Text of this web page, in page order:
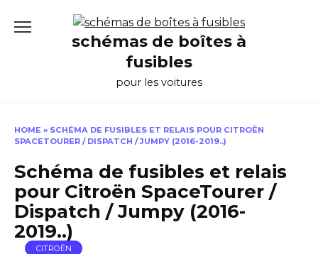
содержаниюschémas de boîtes à
fusibles
pour les voitures
HOME » SCHÉMA DE FUSIBLES ET RELAIS POUR CITROËN
SPACETOURER / DISPATCH / JUMPY (2016-2019..)
Schéma de fusibles et relais
pour Citroën SpaceTourer /
Dispatch / Jumpy (2016-
2019..)
CITROËN